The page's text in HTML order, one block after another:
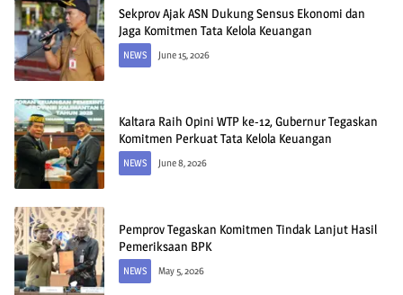
Sekprov Ajak ASN Dukung Sensus Ekonomi dan
Jaga Komitmen Tata Kelola Keuangan
NEWS June 15, 2026
Kaltara Raih Opini WTP ke-12, Gubernur Tegaskan
Komitmen Perkuat Tata Kelola Keuangan
NEWS June 8, 2026
Pemprov Tegaskan Komitmen Tindak Lanjut Hasil
Pemeriksaan BPK
NEWS May 5, 2026